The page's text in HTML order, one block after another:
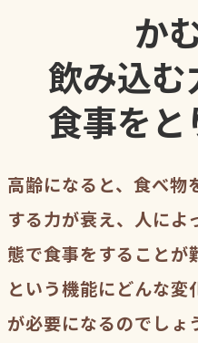
か
飲み込む
食事をと
高齢になると、食べ物
する力が衰え、人によ
態で食事をすることが
という機能にどんな変
が必要になるのでしょ